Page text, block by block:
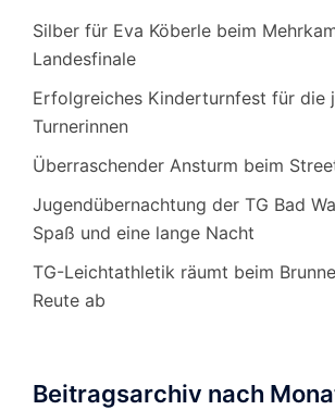
Silber für Eva Köberle beim
Landesfinale
Erfolgreiches Kinderturnfest für die
Turnerinnen
Überraschender Ansturm beim
Jugendübernachtung der TG Bad
Spaß und eine lange Nacht
TG-Leichtathletik räumt beim
Reute ab
Beitragsarchiv nach